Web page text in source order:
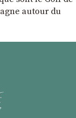
autour du